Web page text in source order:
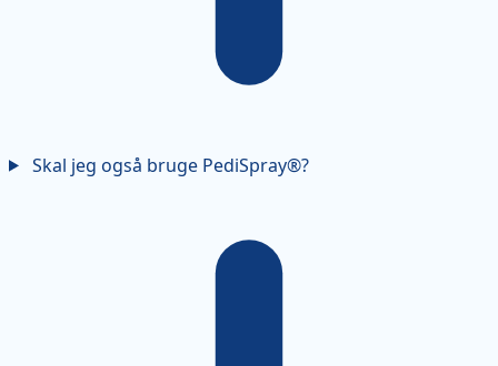
Skal jeg også bruge PediSpray®?